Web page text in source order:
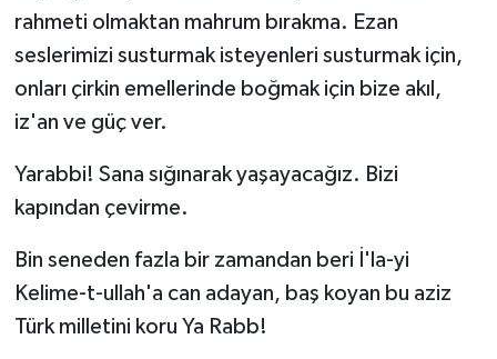
rahmeti olmaktan mahrum bırakma. Ezan
seslerimizi susturmak isteyenleri susturmak için,
onları çirkin emellerinde boğmak için bize akıl,
iz'an ve güç ver.
Yarabbi! Sana sığınarak yaşayacağız. Bizi
kapından çevirme.
Bin seneden fazla bir zamandan beri İ'la-yi
Kelime-t-ullah'a can adayan, baş koyan bu aziz
Türk milletini koru Ya Rabb!